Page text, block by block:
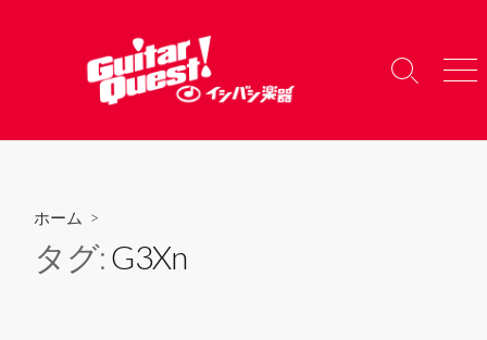
へ
検
り
メ
ー
ホーム >
タグ:G3Xn